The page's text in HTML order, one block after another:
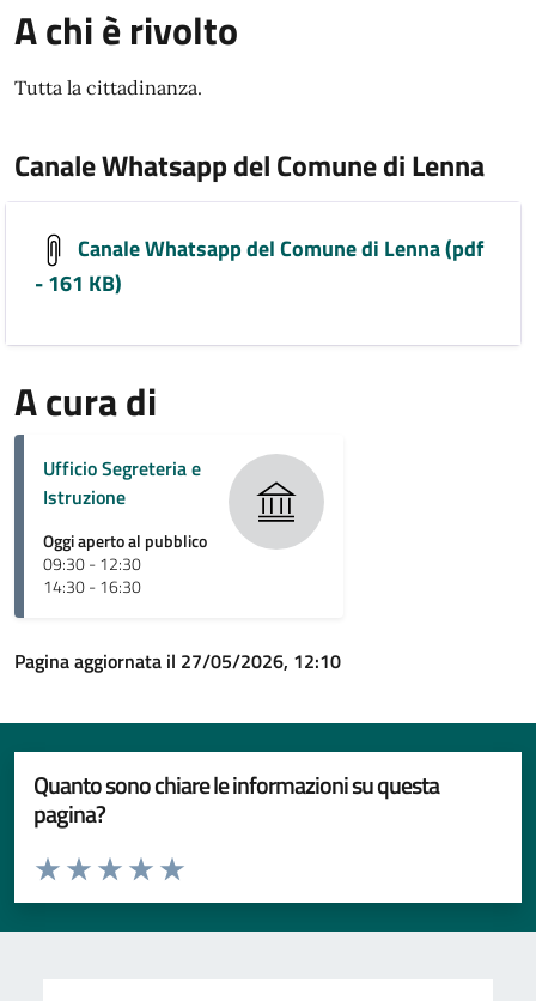
A chi è rivolto
Tutta la cittadinanza.
Canale Whatsapp del Comune di Lenna
Canale Whatsapp del Comune di Lenna (pdf
- 161 KB)
A cura di
Ufficio Segreteria e
Istruzione
Oggi aperto al pubblico
09:30 - 12:30
14:30 - 16:30
Pagina aggiornata il 27/05/2026, 12:10
Quanto sono chiare le informazioni su questa
pagina?
Valuta da 1 a 5 stelle la pagina
Valuta 5 stelle su 5
Valuta 4 stelle su 5
Valuta 3 stelle su 5
Valuta 2 stelle su 5
Valuta 1 stelle su 5